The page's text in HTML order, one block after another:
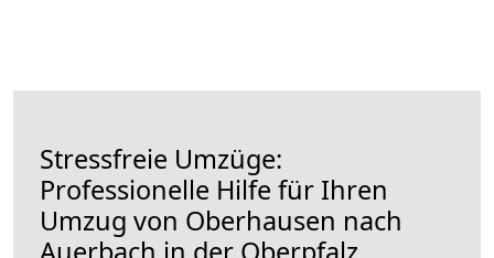
Stressfreie Umzüge:
Professionelle Hilfe für Ihren
Umzug von Oberhausen nach